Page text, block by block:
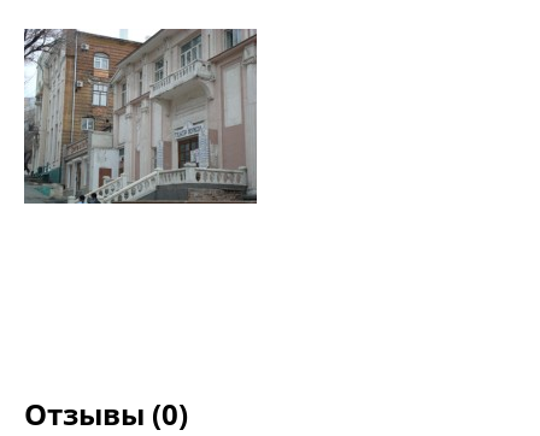
Отзывы (0)